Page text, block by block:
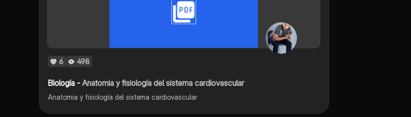
6 498
Biología -Anatomia y fisiología del sistema cardiovascular
Anatomia y fisiología del sistema cardiovascular